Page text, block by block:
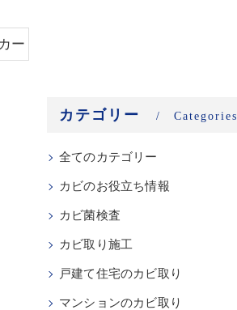
ー
カテゴリー Categories
全てのカテゴリー
カビのお役立ち情報
カビ菌検査
カビ取り施工
戸建て住宅のカビ取り
マンションのカビ取り